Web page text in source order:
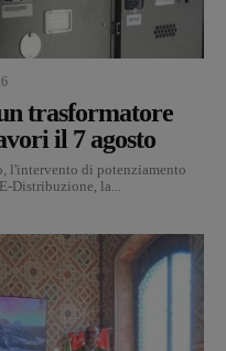
trasformatore
il 7 agosto
l'intervento di potenziamento
Distribuzione, la...